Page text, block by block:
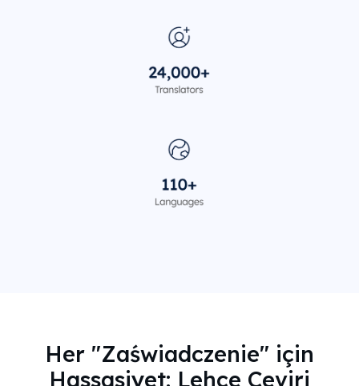
Her "Zaświadczenie" için
Hassasiyet: Lehçe Çeviri